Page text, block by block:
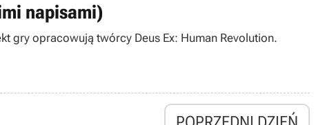
napisami)
gry opracowują twórcy Deus Ex: Human Revolution.